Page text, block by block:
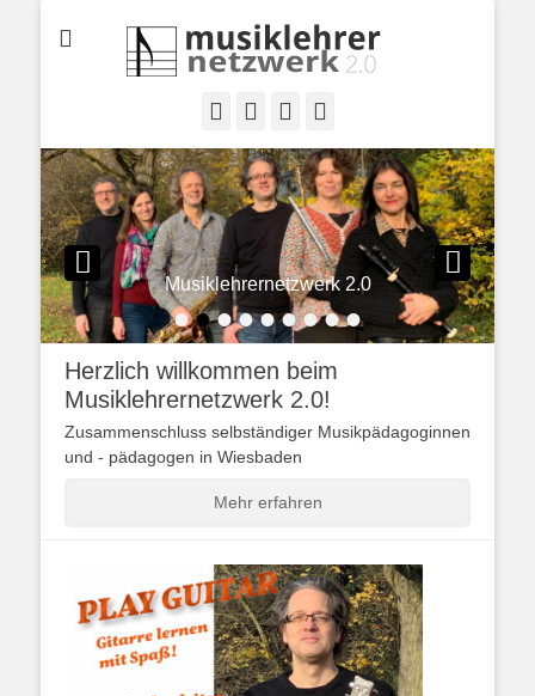
Selbständige Musikpädagoginnen und Musikpädagogen in
Wiesbaden
FacebookYouTubeInstagram
•••••••••
Musiklehrernetzwerk 2.0
Veröffentlicht amVonDavid
Eggert
Herzlich willkommen beim
Musiklehrernetzwerk 2.0!
Zusammenschluss selbständiger Musikpädagoginnen
und - pädagogen in Wiesbaden
Mehr erfahren